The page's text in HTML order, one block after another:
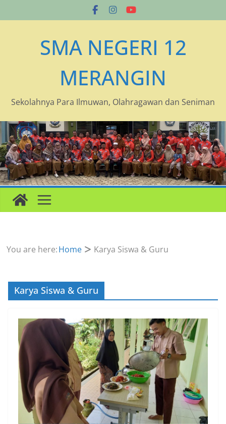
to
SMA NEGERI 12
MERANGIN
Sekolahnya Para Ilmuwan, Olahragawan dan Seniman
You are here:Home Karya Siswa & Guru
Karya Siswa & Guru